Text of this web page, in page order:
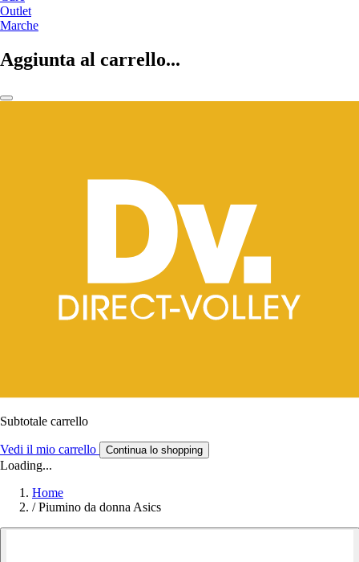
Outlet
Marche
Aggiunta al carrello...
Subtotale carrello
Vedi il mio carrello Continua lo shopping
Loading...
Home
/ Piumino da donna Asics